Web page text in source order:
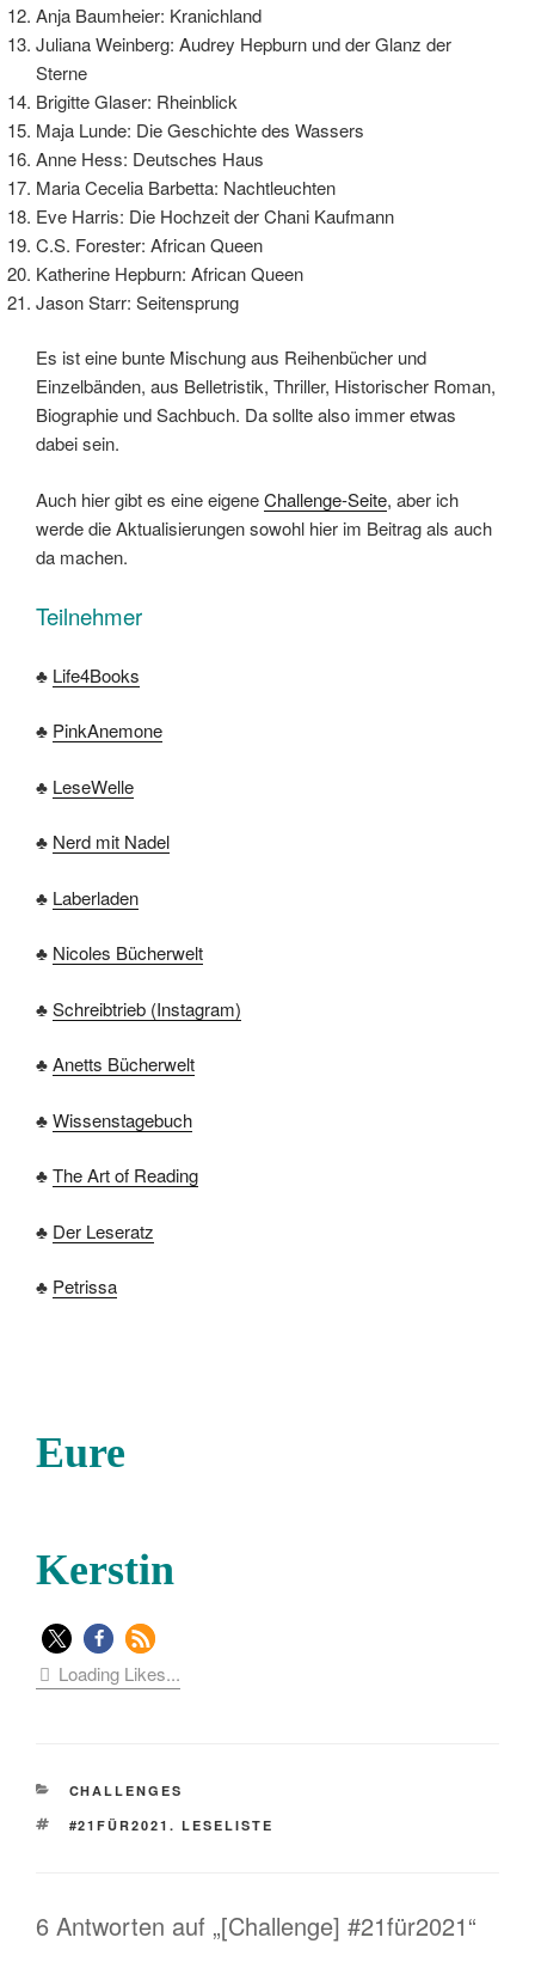
Anja Baumheier: Kranichland
Juliana Weinberg: Audrey Hepburn und der Glanz der
Sterne
Brigitte Glaser: Rheinblick
Maja Lunde: Die Geschichte des Wassers
Anne Hess: Deutsches Haus
Maria Cecelia Barbetta: Nachtleuchten
Eve Harris: Die Hochzeit der Chani Kaufmann
C.S. Forester: African Queen
Katherine Hepburn: African Queen
Jason Starr: Seitensprung
Es ist eine bunte Mischung aus Reihenbücher und
Einzelbänden, aus Belletristik, Thriller, Historischer Roman,
Biographie und Sachbuch. Da sollte also immer etwas
dabei sein.
Auch hier gibt es eine eigeneChallenge-Seite, aber ich
werde die Aktualisierungen sowohl hier im Beitrag als auch
da machen.
Teilnehmer
♣ Life4Books
♣ PinkAnemone
♣ LeseWelle
♣ Nerd mit Nadel
♣ Laberladen
♣ Nicoles Bücherwelt
♣Schreibtrieb (Instagram)
♣Anetts Bücherwelt
♣Wissenstagebuch
♣The Art of Reading
♣ Der Leseratz
♣ Petrissa
Eure
Kerstin
Loading Likes...
KATEGORIEN
CHALLENGES
SCHLAGWÖRTER
#21FÜR2021. LESELISTE
6 Antworten auf „[Challenge] #21für2021“